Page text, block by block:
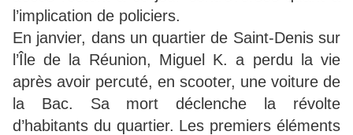
l’implication de policiers.
En janvier, dans un quartier de Saint-Denis sur
l’Île de la Réunion, Miguel K. a perdu la vie
après avoir percuté, en scooter, une voiture de
la Bac. Sa mort déclenche la révolte
d’habitants du quartier. Les premiers éléments